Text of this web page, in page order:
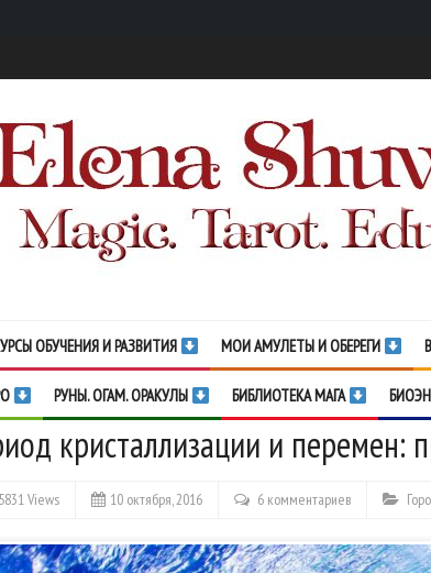
ОБУЧЕНИЯ И РАЗВИТИЯ МОИ АМУЛЕТЫ И ОБЕРЕГИ
РУНЫ. ОГАМ. ОРАКУЛЫ БИБЛИОТЕКА МАГА
кристаллизации и перемен:
Views 10 октября, 2016 6 комментариев